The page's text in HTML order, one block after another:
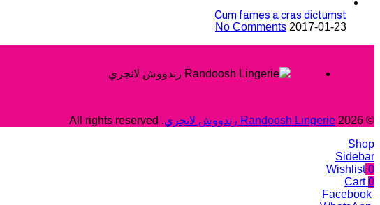
Cum fames a cras dictumst
2017-01-23
No Comments
© 2026 Randoosh Lingerie رندووش لانجري
. All rights reserved
Shop
Sidebar
0
Wishlist
0
Cart
Facebook